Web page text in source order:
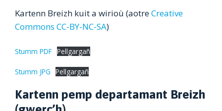
Kartenn Breizh kuit a wirioù (aotreCreative
Commons CC-BY-NC-SA)
Stumm PDF Pellgargañ
Stumm JPG Pellgargañ
Kartenn pemp departamant Breizh